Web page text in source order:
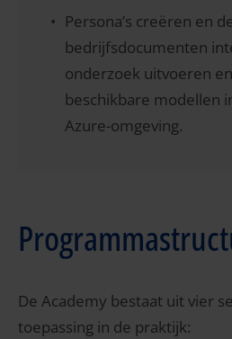
Persona’s creëren en
bedrijfsdocumenten
onderzoek uitvoeren
beschikbare modellen
Azure-omgeving.
De Academy bestaat uit vier
toepassing in de praktijk: